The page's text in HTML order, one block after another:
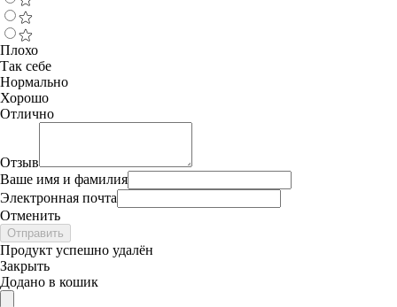
Плохо
Так себе
Нормально
Хорошо
Отлично
Отзыв
Ваше имя и фамилия
Электронная почта
Отменить
Отправить
Продукт успешно удалён
Закрыть
Додано в кошик